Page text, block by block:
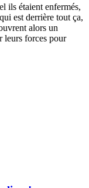
ils étaient enfermés,
est derrière tout ça,
alors un
leurs forces pour